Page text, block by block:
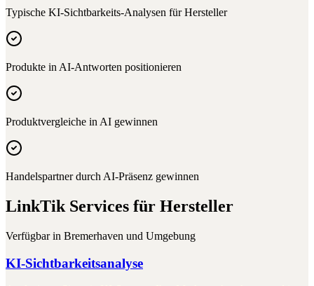
Typische KI-Sichtbarkeits-Analysen fürHersteller
Produkte in AI-Antworten positionieren
Produktvergleiche in AI gewinnen
Handelspartner durch AI-Präsenz gewinnen
LinkTik Services für Hersteller
Verfügbar in Bremerhaven und Umgebung
KI-Sichtbarkeitsanalyse